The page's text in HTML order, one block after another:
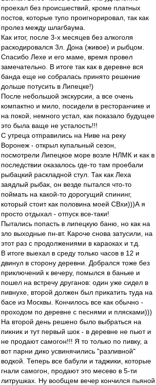
проехал без происшествий, кроме платных
постов, которые тупо проигнорировал, так как
пролез между шлагбаума.
Как итог, после 3-х месяцев без алкоголя
раскодировался 3л. Дона (живое) и рыбцом.
Спасибо Лехе и его маме, время провел
замечательно. В итоге так как в деревне вся
банда еще не собралась принято решение
дольше потусить в Липецке!)
После небольшой экскурсии, а все очень
компактно и мило, посидели в ресторанчике и
на покой, немного устал, как показало будущее
это была ваще не усталость!!!
С утреца отправились на Ниве на реку
Воронеж - открыл купальный сезон,
посмотрели Липецкое море возле НЛМК и как в
последствии оказалось где-то там проебали
рыбацкий раскладной стул. Так как Леха
заядлый рыбак, он везде пытался что-то
поймать на какой-то дорогущий спининг,
который стоит как половина моей СВхи)))А я
просто отдыхал - отпуск все-таки!
Пытались попасть в липецкую баню, но как на
зло выходные пн-вт. Кароче снова затусили, на
этот раз с продолжениями в караоках и т.д.
В итоге выехал в среду только часов в 12 и
двинул в сторону деревни. Добрался тоже без
приключений к вечеру, помылся в баньке и
пошел на встречу друганов: один уже сидел в
пивнухе, второй должен был прикатить туда на
басе из Москвы. Кончилось все как обычно -
проходом по деревне с песнями и плясками)))
На второй день решено было выбраться на
пикник и тут первый шок - в деревне не пьют и
не продают самогон!!! Я то только по пивку, а
вот парни дико усвинячились "разливной"
водкой. Теперь все бабули и таджики, которые
гнали самогон, продают это месево в 5-ти
литрушках. Ну вообщем вечер кончился пьяной